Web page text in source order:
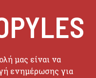
μας είναι να
ενημέρωσης για